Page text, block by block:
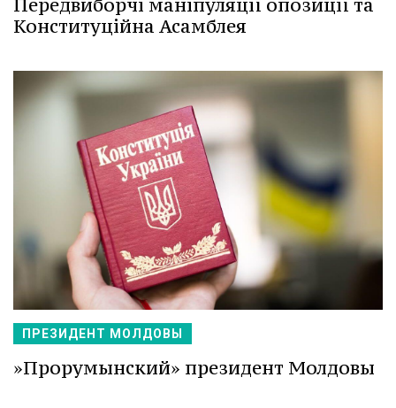
Передвиборчі маніпуляції опозиції та
Конституційна Асамблея
ПРЕЗИДЕНТ МОЛДОВЫ
»Прорумынский» президент Молдовы